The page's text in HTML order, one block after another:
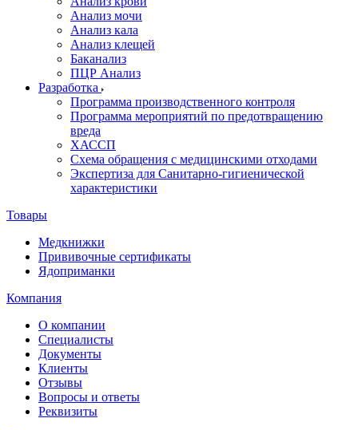
Анализ мочи
Анализ кала
Анализ клещей
Баканализ
ПЦР Анализ
Разработка
Программа производственного контроля
Программа мероприятий по предотвращению
вреда
ХАССП
Схема обращения с медицинскими отходами
Экспертиза для Санитарно-гигиенической
характеристики
Товары
Медкнижки
Прививочные сертификаты
Ядоприманки
Компания
О компании
Специалисты
Документы
Клиенты
Отзывы
Вопросы и ответы
Реквизиты